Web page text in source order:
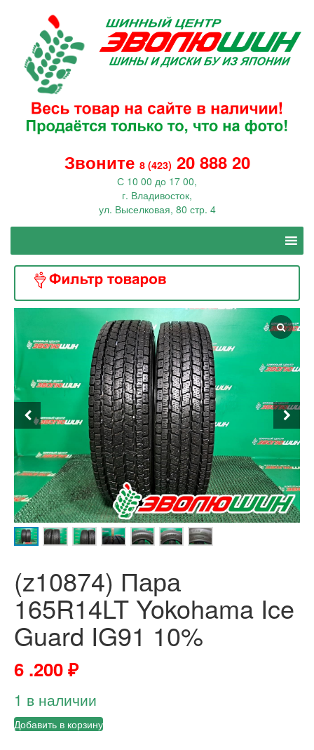
Звоните 8 (423) 20 888 20
С 10 00 до 17 00,
г. Владивосток,
ул. Выселковая, 80 стр. 4
(z10874) Пара
165R14LT Yokohama Ice
Guard IG91 10%
6 .200₽
1 в наличии
Добавить в корзину